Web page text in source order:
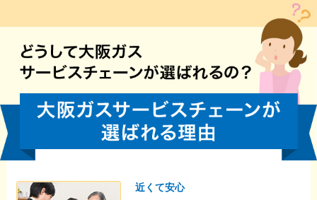
近くて安心